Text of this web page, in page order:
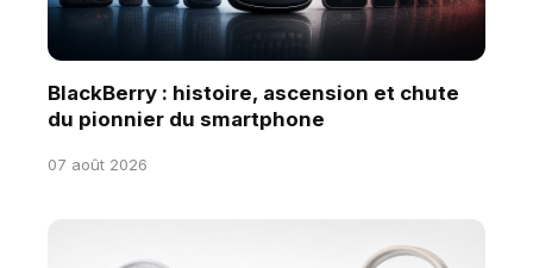
BlackBerry : histoire, ascension et chute
du pionnier du smartphone
07 août 2026